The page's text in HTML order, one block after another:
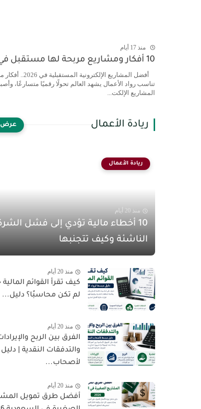
منذ 17 أيام
10 أفكار ومشاريع مربحة لها مستقبل في 2026
أفضل المشاريع الإلكترونية
تناسب رواد الأعمال يشهد العالم تحولًا رقميًا متسارعًا،
المشاريع الإلكت...
ريادة الأعمال
ريادة الأعمال
منذ 20 أيام
10 أخطاء مالية تؤدي إلى فشل
الناشئة وكيف تتجنبها
منذ 20 أيام
كيف تقرأ القوائم
لم تكن محاسبًا؟ دليل...
منذ 20 أيام
الفرق بين الربح
والتدفقات النقدية |
لأصحاب...
منذ 20 أيام
أفضل طرق تمويل